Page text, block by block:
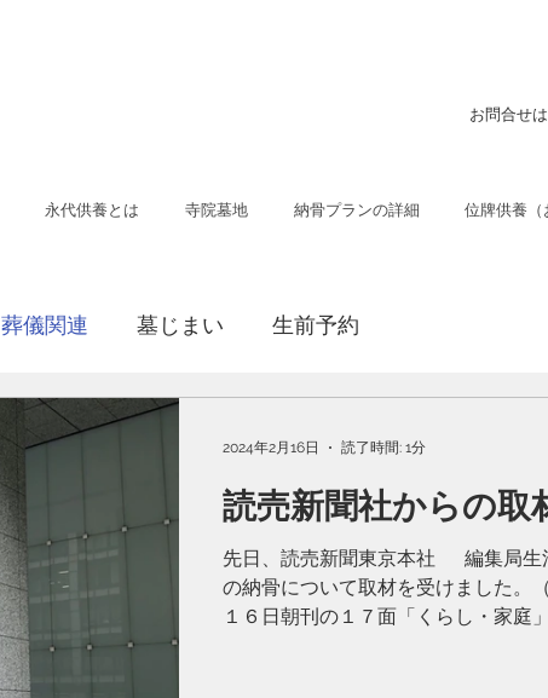
お問合せは
永代供養とは 寺院墓地 納骨プランの詳細 位牌供養（
葬儀関連 墓じまい 生前予約
読売新聞社からの取
先日、読売新聞東京本社 編集局生
の納骨について取材を受けました。
１６日朝刊の１７面「くらし・家
2024年2月16日 読了時間: 1分